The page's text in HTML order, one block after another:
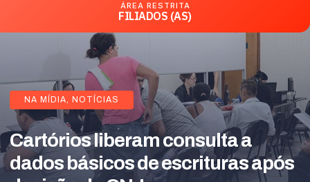
ÁREA RESTRITA
FILIADOS (AS)
NA MÍDIA, NOTÍCIAS
Cartórios liberam consulta a
dados básicos de escrituras após